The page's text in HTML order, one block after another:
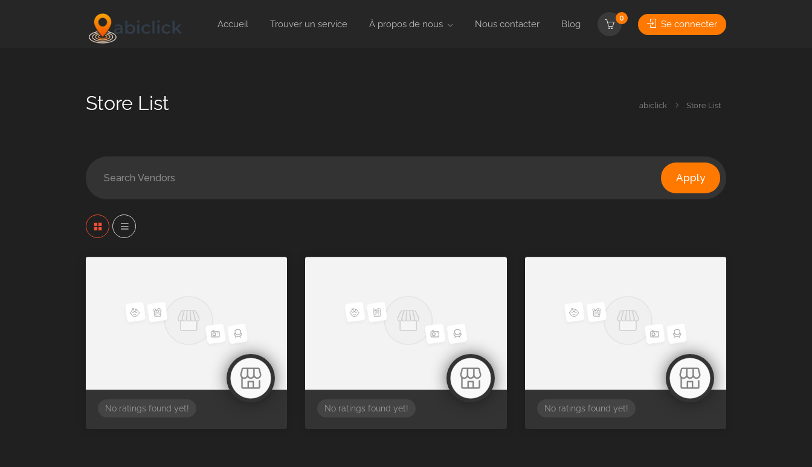
Accueil Trouver un service À propos de nous Nous contacter Blog
0
Se connecter
Store List abiclick Store List
Apply
No ratings found yet! No ratings found yet! No ratings found yet!